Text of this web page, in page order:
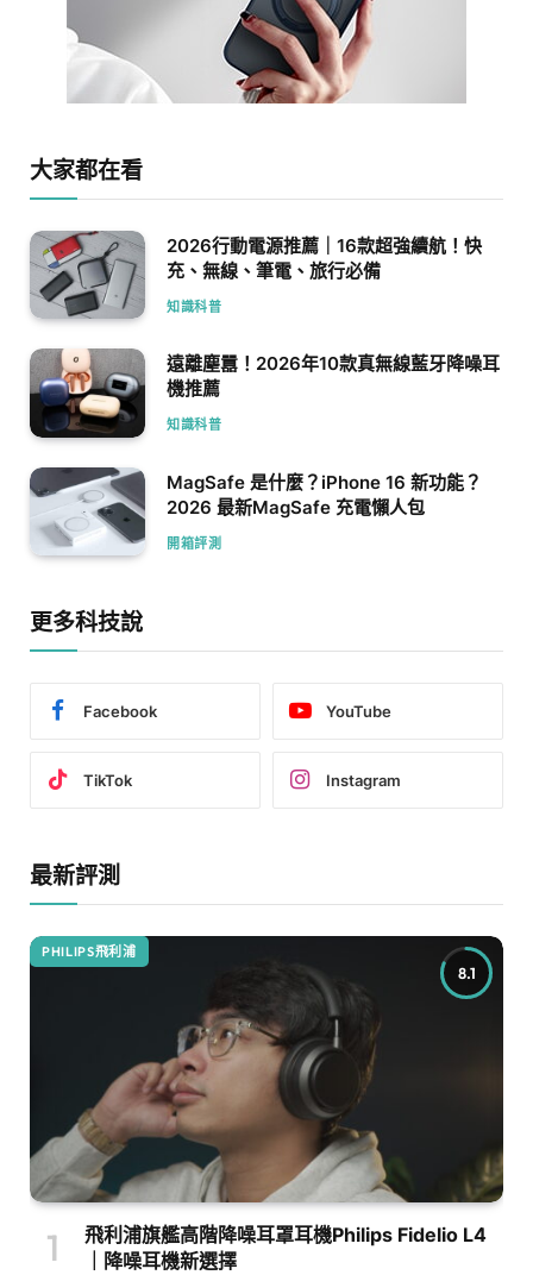
大家都在看
2026行動電源推薦｜16款超強續航！快
充、無線、筆電、旅行必備
知識科普
遠離塵囂！2026年10款真無線藍牙降噪耳
機推薦
知識科普
MagSafe 是什麼？iPhone 16 新功能？
2026 最新MagSafe 充電懶人包
開箱評測
更多科技說
Facebook YouTube
TikTok Instagram
最新評測
8.1
PHILIPS飛利浦
飛利浦旗艦高階降噪耳罩耳機Philips Fidelio L4
｜降噪耳機新選擇